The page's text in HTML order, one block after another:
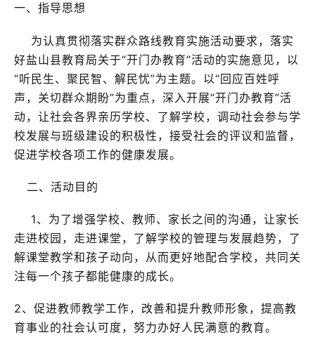
一、指导思想
为认真贯彻落实群众路线教育实施活动要求，落实
好盐山县教育局关于“开门办教育”活动的实施意见，以
“听民生、聚民智、解民忧”为主题。以“回应百姓呼
声，关切群众期盼”为重点，深入开展“开门办教育”活
动，让社会各界亲历学校、了解学校，调动社会参与学
校发展与班级建设的积极性，接受社会的评议和监督，
促进学校各项工作的健康发展。
二、活动目的
1、为了增强学校、教师、家长之间的沟通，让家长
走进校园，走进课堂，了解学校的管理与发展趋势，了
解课堂教学和孩子动向，从而更好地配合学校，共同关
注每一个孩子都能健康的成长。
2、促进教师教学工作，改善和提升教师形象，提高教
育事业的社会认可度，努力办好人民满意的教育。